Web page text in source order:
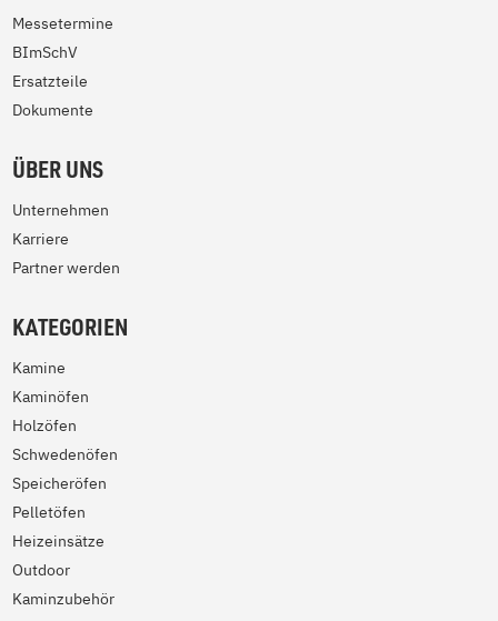
Messetermine
BImSchV
Ersatzteile
Dokumente
ÜBER UNS
Unternehmen
Karriere
Partner werden
KATEGORIEN
Kamine
Kaminöfen
Holzöfen
Schwedenöfen
Speicheröfen
Pelletöfen
Heizeinsätze
Outdoor
Kaminzubehör